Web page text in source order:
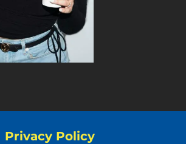
Privacy Policy